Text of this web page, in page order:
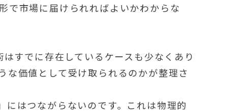
で市場に届けられればよいかわからな
すでに存在しているケースも少なくあり
な価値として受け取られるのかが整理さ
はつながらないのです。これは物理的